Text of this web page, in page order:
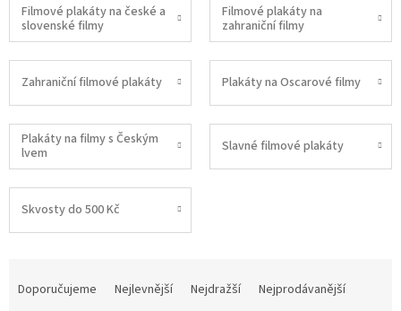
Filmové plakáty na české a
slovenské filmy
Filmové plakáty na
zahraniční filmy
Zahraniční filmové plakáty Plakáty na Oscarové filmy
Plakáty na filmy s Českým
lvem
Slavné filmové plakáty
Skvosty do 500 Kč
Doporučujeme Nejlevnější Nejdražší
Nejprodávanější